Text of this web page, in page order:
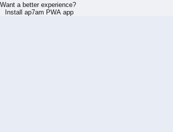
Want a better experience?
Install ap7am PWA app